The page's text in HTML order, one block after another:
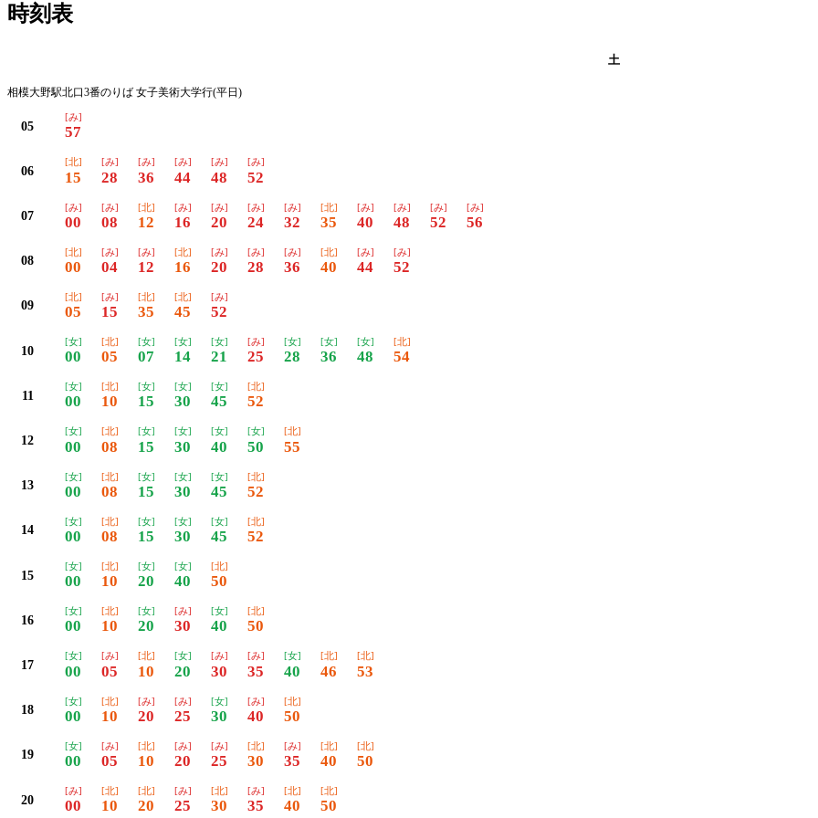
時刻表
土
相模大野駅北口3番のりば 女子美術大学行(平日)
05
[み]
57
06
[北]
15
[み]
28
[み]
36
[み]
44
[み]
48
[み]
52
07
[み]
00
[み]
08
[北]
12
[み]
16
[み]
20
[み]
24
[み]
32
[北]
35
[み]
40
[み]
48
[み]
52
[み]
56
08
[北]
00
[み]
04
[み]
12
[北]
16
[み]
20
[み]
28
[み]
36
[北]
40
[み]
44
[み]
52
09
[北]
05
[み]
15
[北]
35
[北]
45
[み]
52
10
[女]
00
[北]
05
[女]
07
[女]
14
[女]
21
[み]
25
[女]
28
[女]
36
[女]
48
[北]
54
11
[女]
00
[北]
10
[女]
15
[女]
30
[女]
45
[北]
52
12
[女]
00
[北]
08
[女]
15
[女]
30
[女]
40
[女]
50
[北]
55
13
[女]
00
[北]
08
[女]
15
[女]
30
[女]
45
[北]
52
14
[女]
00
[北]
08
[女]
15
[女]
30
[女]
45
[北]
52
15
[女]
00
[北]
10
[女]
20
[女]
40
[北]
50
16
[女]
00
[北]
10
[女]
20
[み]
30
[女]
40
[北]
50
17
[女]
00
[み]
05
[北]
10
[女]
20
[み]
30
[み]
35
[女]
40
[北]
46
[北]
53
18
[女]
00
[北]
10
[み]
20
[み]
25
[女]
30
[み]
40
[北]
50
19
[女]
00
[み]
05
[北]
10
[み]
20
[み]
25
[北]
30
[み]
35
[北]
40
[北]
50
20
[み]
00
[北]
10
[北]
20
[み]
25
[北]
30
[み]
35
[北]
40
[北]
50